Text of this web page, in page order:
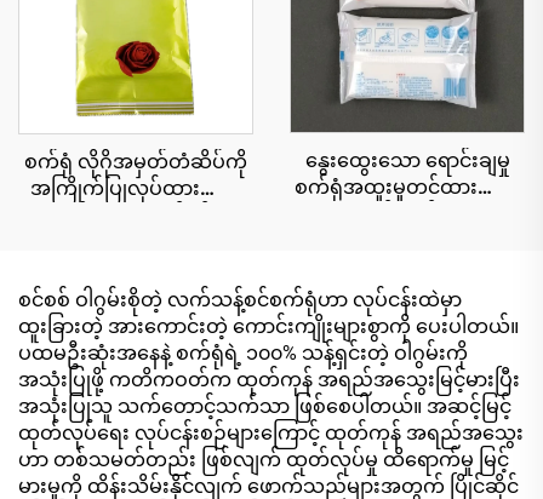
စက်ရုံ လိုဂိုအမှတ်တံဆိပ်ကို
အကြိုက်ပြုလုပ်ထားသော
ခရီးသွားခြင်း ပါတီ ကြော်ငြာ
မှု တိုးတက်မှုအတွက်
နွေးထွေးသော ရောင်းချမှု
စက်ရုံအထူးမှုတင်ထားသော
စင်စစ် ဝါဂွမ်းစိုတဲ့ လက်သန့်စင်စက်ရုံဟာ လုပ်ငန်းထဲမှာ
ထူးခြားတဲ့ အားကောင်းတဲ့ ကောင်းကျိုးများစွာကို ပေးပါတယ်။
ပထမဦးဆုံးအနေနဲ့ စက်ရုံရဲ့ ၁၀၀% သန့်ရှင်းတဲ့ ဝါဂွမ်းကို
အသုံးပြုဖို့ ကတိကဝတ်က ထုတ်ကုန် အရည်အသွေးမြင့်မားပြီး
အသုံးပြုသူ သက်တောင့်သက်သာ ဖြစ်စေပါတယ်။ အဆင့်မြင့်
ထုတ်လုပ်ရေး လုပ်ငန်းစဉ်များကြောင့် ထုတ်ကုန် အရည်အသွေး
ဟာ တစ်သမတ်တည်း ဖြစ်လျက် ထုတ်လုပ်မှု ထိရောက်မှု မြင့်
မားမှုကို ထိန်းသိမ်းနိုင်လျက် ဖောက်သည်များအတွက် ပြိုင်ဆိုင်